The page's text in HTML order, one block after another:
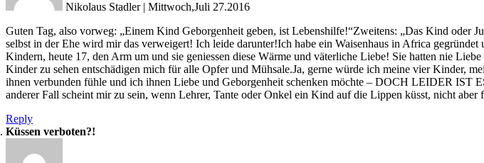
Nikolaus Stadler| Mittwoch,Juli 27.2016
Guten Tag, also vorweg: „Einem Kind Geborgenheit geben, ist Lebenshilfe!“Zweitens: „Das Kind
selbst in der Ehe wird mir das verweigert! Ich leide darunter!Ich habe ein Waisenhaus in Africa
Kindern, heute 17, den Arm um und sie geniessen diese Wärme und väterliche Liebe! Sie hatten nie
Kinder zu sehen entschädigen mich für alle Opfer und Mühsale.Ja, gerne würde ich meine vier Kinder,
ihnen verbunden fühle und ich ihnen Liebe und Geborgenheit schenken möchte – DOCH LEIDER IST
anderer Fall scheint mir zu sein, wenn Lehrer, Tante oder Onkel ein Kind auf die Lippen küsst, nicht aber
Reply
Küssen verboten?!